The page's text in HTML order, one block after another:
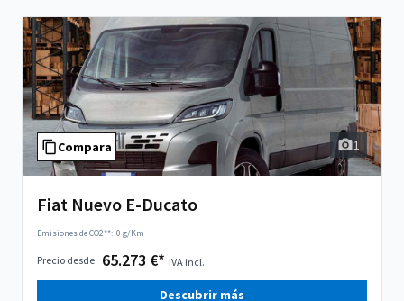
Compara 1
Fiat Nuevo E-Ducato
Emisiones de CO2**: 0 g/Km
Precio desde 65.273 €* IVA incl.
Descubrir más